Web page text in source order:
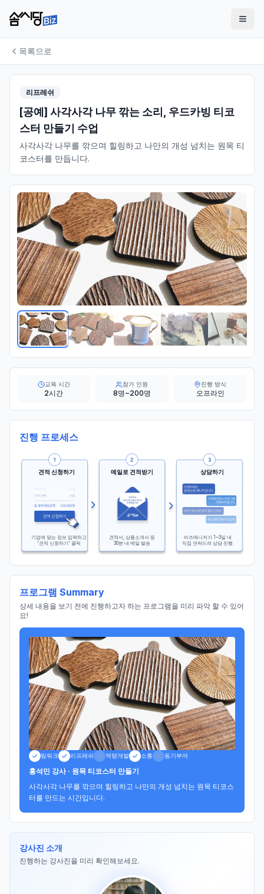
목록으로
리프레쉬
[공예] 사각사각 나무 깎는 소리, 우드카빙 티코
스터 만들기 수업
사각사각 나무를 깎으며 힐링하고 나만의 개성 넘치는 원목 티
코스터를 만듭니다.
교육 시간
2시간
참가 인원
8명~200명
진행 방식
오프라인
진행 프로세스
견적 신청하기
기업에 맞는 정보 입력하고
'견적 신청하기' 클릭
메일로 견적받기
견적서, 상품소개서 등
30분 내 메일 발송
상담하기
비즈매니저가 1~3일 내
직접 연락드려 상담 진행
프로그램 Summary
상세 내용을 보기 전에 진행하고자 하는 프로그램을 미리 파악 할 수 있어
요!
팀워크 리프레쉬 역량개발 소통 동기부여
홍석민 강사 · 원목 티코스터 만들기
사각사각 나무를 깎으며 힐링하고 나만의 개성 넘치는 원목 티코스
터를 만드는 시간입니다.
강사진 소개
진행하는 강사진을 미리 확인해보세요.